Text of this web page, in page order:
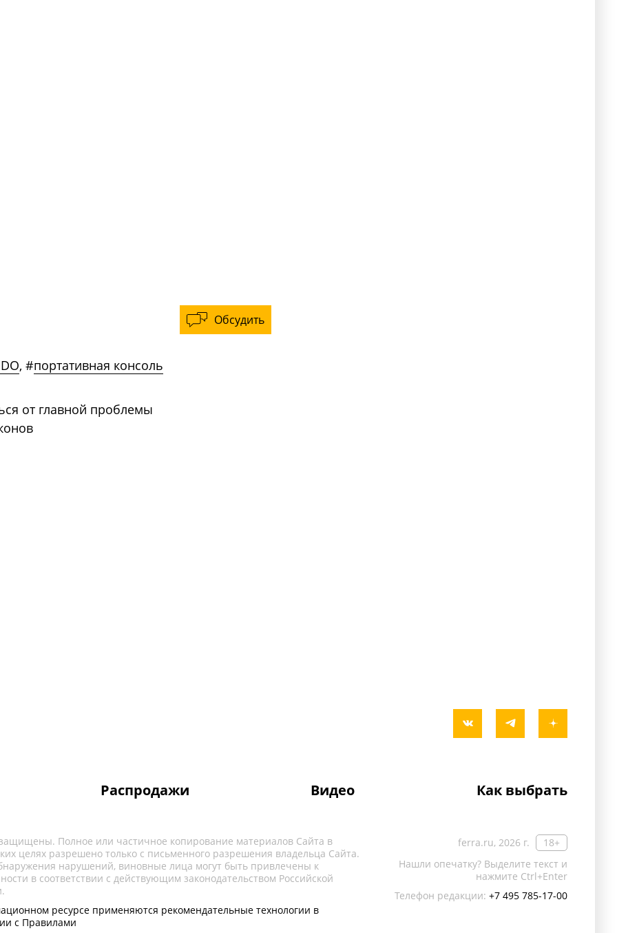
Обсудить
, #портативная консоль
от главной проблемы
Распродажи Видео Как выбрать
ferra.ru, 2026 г.
18+
Нашли опечатку? Выделите текст и
нажмите Ctrl+Enter
Телефон редакции: +7 495 785-17-00
Полное или частичное копирование материалов Сайта в
целях разрешено только с письменного разрешения владельца Сайта.
нарушений, виновные лица могут быть привлечены к
в соответствии с действующим законодательством Российской
ресурсе применяются рекомендательные технологии в
с Правилами